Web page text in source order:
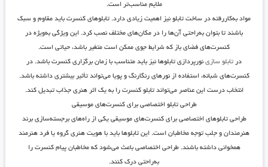
ملایم مناسب‌تر است.
مواد به‌کاررفته در ساخت تابلو نیز اهمیت زیادی دارد. تابلوهای کنسرت باید مقاوم و سبک
باشند تا بتوان به‌راحتی آن‌ها را در مکان‌های مختلف نصب کرد. این ویژگی به‌ویژه در
کنسرت‌های فضای باز که شرایط جوی ممکن است متغیر باشد، حیاتی است.
در تابلو سازینورپردازی تابلوها نیز باید متناسب با زمان برگزاری کنسرت باشد. در
کنسرت‌های شبانه، استفاده از نورهای رنگارنگ و پویا می‌تواند تأثیر بیشتری داشته باشد.
انتخاب درست این عناصر می‌تواند تابلو کنسرت را به یک اثر هنری جذاب تبدیل کند.
طراحی تابلو اختصاصی برای کنسرت‌های موسیقی
طراحی تابلوهای اختصاصی برای کنسرت‌های موسیقی یکی از راه‌های برجسته‌سازی برند
هنرمندان و جلب توجه مخاطبان است. این تابلوها باید با هویت هنری گروه یا فرد هنرمند
همخوانی داشته باشند. طراحی اختصاصی باعث می‌شود که مخاطبان پیام کنسرت را
به‌راحتی درک کنند.